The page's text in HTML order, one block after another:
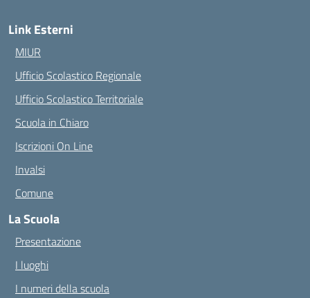
Link Esterni
MIUR
Ufficio Scolastico Regionale
Ufficio Scolastico Territoriale
Scuola in Chiaro
Iscrizioni On Line
Invalsi
Comune
La Scuola
Presentazione
I luoghi
I numeri della scuola